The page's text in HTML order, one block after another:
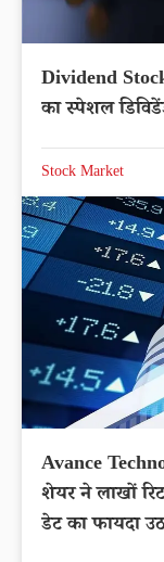
Dividend
का स्पेशल
Stock Market
Avance
शेयर ने लाखों
डेट का फायदा